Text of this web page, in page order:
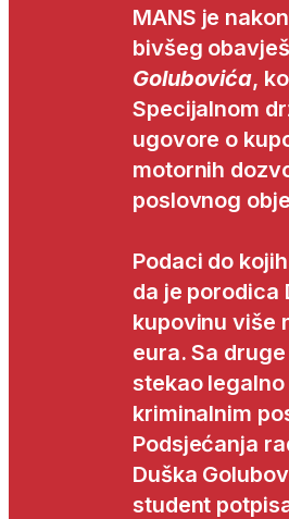
MANS je
bivšeg
Golubovića,
Specijalnom
ugovore o
motornih
poslovnog
Podaci do
da je porodica
kupovinu više
eura. Sa
stekao
kriminalnim
Podsjećanja
Duška
student